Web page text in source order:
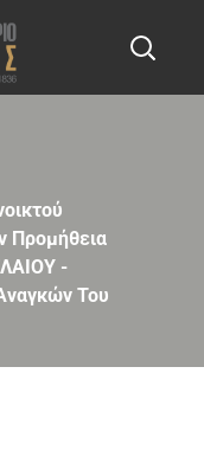
Προμήθεια
-
Του